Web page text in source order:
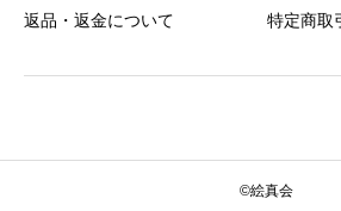
返品・返金について 特定商取
©絵真会